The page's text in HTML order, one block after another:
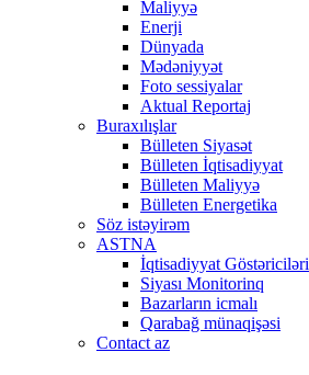
Maliyyə
Enerji
Dünyada
Mədəniyyət
Foto sessiyalar
Aktual Reportaj
Buraxılışlar
Bülleten Siyasət
Bülleten İqtisadiyyat
Bülleten Maliyyə
Bülleten Energetika
Söz istəyirəm
ASTNA
İqtisadiyyat Göstəriciləri
Siyası Monitorinq
Bazarların icmalı
Qarabağ münaqişəsi
Contact az